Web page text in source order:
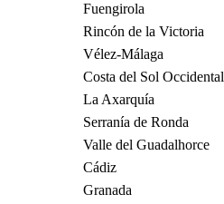
Fuengirola
Rincón de la Victoria
Vélez-Málaga
Costa del Sol Occidental
La Axarquía
Serranía de Ronda
Valle del Guadalhorce
Cádiz
Granada